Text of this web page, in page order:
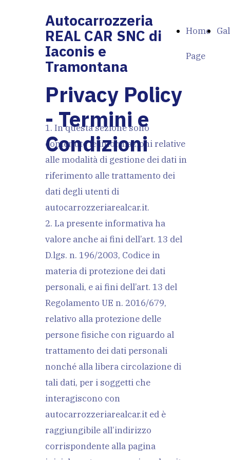
Home
Page
Autocarrozzeria
REAL CAR SNC di
Iaconis e
Tramontana
Privacy Policy
- Termini e
Condizioni
1. In questa sezione sono
contenute le informazioni relative
alle modalità di gestione dei dati in
riferimento alle trattamento dei
dati degli utenti di
autocarrozzeriarealcar.it.
2. La presente informativa ha
valore anche ai fini dell’art. 13 del
D.lgs. n. 196/2003, Codice in
materia di protezione dei dati
personali, e ai fini dell’art. 13 del
Regolamento UE n. 2016/679,
relativo alla protezione delle
persone fisiche con riguardo al
trattamento dei dati personali
nonché alla libera circolazione di
tali dati, per i soggetti che
interagiscono con
autocarrozzeriarealcar.it ed è
raggiungibile all’indirizzo
corrispondente alla pagina